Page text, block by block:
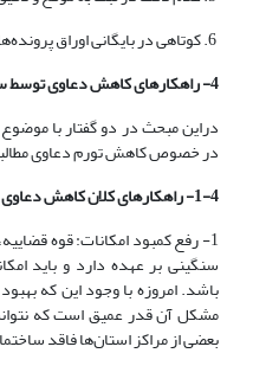
4- راهکارهای کاهش دعاوی توسط سیستم قضایی
دراین مبحث در دو گفتار با
در خصوص کاهش تورم دعاوی
1-4- راهکارهای کلان
کاهش دعاوی
1- رفع کمبود امکانات: قوه
سنگینی بر عهده دارد و باید
باشد. امروزه با وجود این که
مشکل آن قدر عمیق است که
بعضی از مراکز استان‌ها فاقد